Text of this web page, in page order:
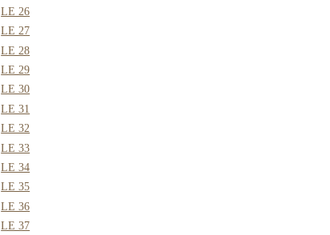
LE 26
LE 27
LE 28
LE 29
LE 30
LE 31
LE 32
LE 33
LE 34
LE 35
LE 36
LE 37